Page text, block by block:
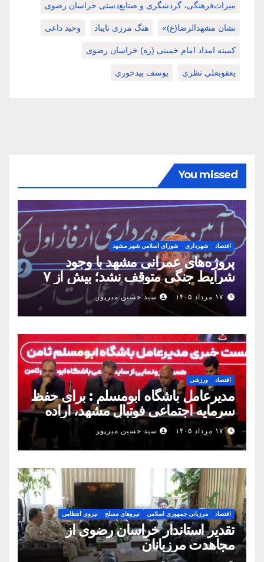
میراث‌فرهنگی، گردشگری و صنایع‌دستی خراسان رضوی
نشان مشهدالرضا(ع)» هنگ مرزی تایباد وحید داعی
کمیته امداد امام خمینی (ره) خراسان رضوی
یعقوبعلی نظری یوسف بیدخوری
You missed
اقتصاد شهرداری شورای اسلامی شهر مشهد
پروژه‌های عمرانی مشهد با وجود
شرایط جنگی متوقف نشد؛ بیش از ۷
همت پروژه در ۱۶۰ روز به بهره‌برداری
رسید
۱۷ مرداد ۱۴۰۵ سید حسین میرپور
اقتصاد ورزشی
مدیرعامل باشگاه ابومسلم : برای حفظ
سرمایه اجتماعی فوتبال مشهد، اراده
مشترک استان شکل بگیرد
۱۷ مرداد ۱۴۰۵ سید حسین میرپور
اقتصاد مرزبانی جمهوری اسلامی نیروهای مسلح نیروی انتظامی
تقدیر استاندار خراسان رضوی از
مجاهدت مرزبانان